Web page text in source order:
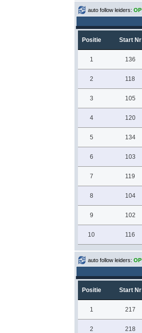
auto follow leiders: OP
Positie Start Nr
1 136
2 118
3 105
4 120
5 134
6 103
7 119
8 104
9 102
10 116
auto follow leiders: OP
Positie Start Nr
1 217
2 218